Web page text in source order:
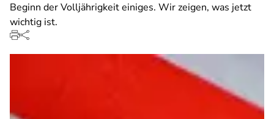
Beginn der Volljährigkeit einiges. Wir zeigen, was jetzt
wichtig ist.